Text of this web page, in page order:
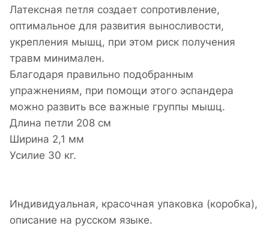
Латексная петля создает сопротивление,
оптимальное для развития выносливости,
укрепления мышц, при этом риск получения
травм минимален.
Благодаря правильно подобранным
упражнениям, при помощи этого эспандера
можно развить все важные группы мышц.
Длина петли 208 см
Ширина 2,1 мм
Усилие 30 кг.
Индивидуальная, красочная упаковка (коробка),
описание на русском языке.